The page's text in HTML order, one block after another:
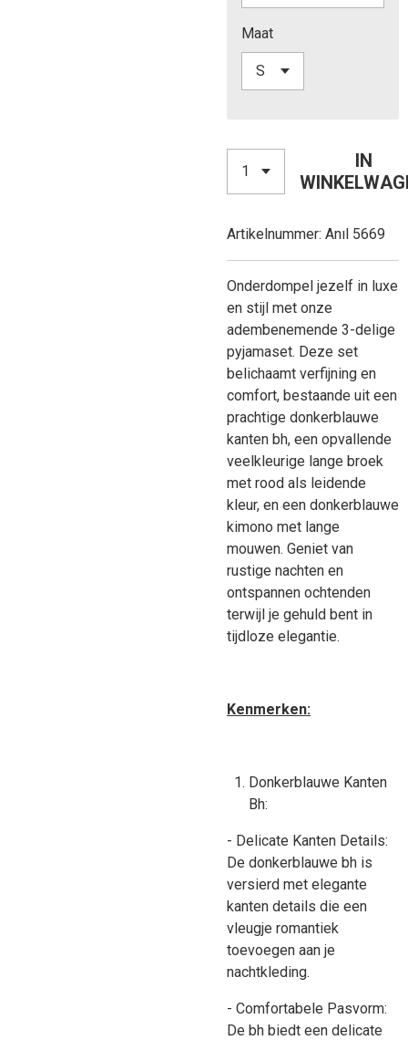
Maat
IN
Artikelnummer: Anıl 5669
Onderdompel jezelf in luxe
en stijl met onze
adembenemende 3-delige
pyjamaset. Deze set
belichaamt verfijning en
comfort, bestaande uit een
prachtige donkerblauwe
kanten bh, een opvallende
veelkleurige lange broek
met rood als leidende
kleur, en een donkerblauwe
kimono met lange
mouwen. Geniet van
rustige nachten en
ontspannen ochtenden
terwijl je gehuld bent in
tijdloze elegantie.
Kenmerken:
Donkerblauwe Kanten
Bh:
- Delicate Kanten Details:
De donkerblauwe bh is
versierd met elegante
kanten details die een
vleugje romantiek
toevoegen aan je
nachtkleding.
- Comfortabele Pasvorm:
De bh biedt een delicate